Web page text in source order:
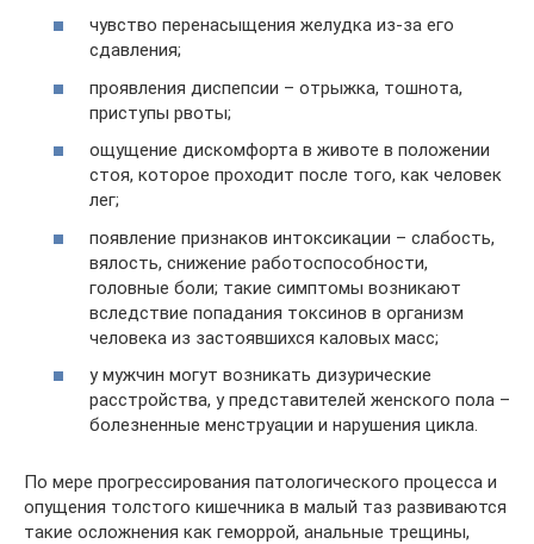
чувство перенасыщения желудка из-за его
сдавления;
проявления диспепсии – отрыжка, тошнота,
приступы рвоты;
ощущение дискомфорта в животе в положении
стоя, которое проходит после того, как человек
лег;
появление признаков интоксикации – слабость,
вялость, снижение работоспособности,
головные боли; такие симптомы возникают
вследствие попадания токсинов в организм
человека из застоявшихся каловых масс;
у мужчин могут возникать дизурические
расстройства, у представителей женского пола –
болезненные менструации и нарушения цикла.
По мере прогрессирования патологического процесса и
опущения толстого кишечника в малый таз развиваются
такие осложнения как геморрой, анальные трещины,